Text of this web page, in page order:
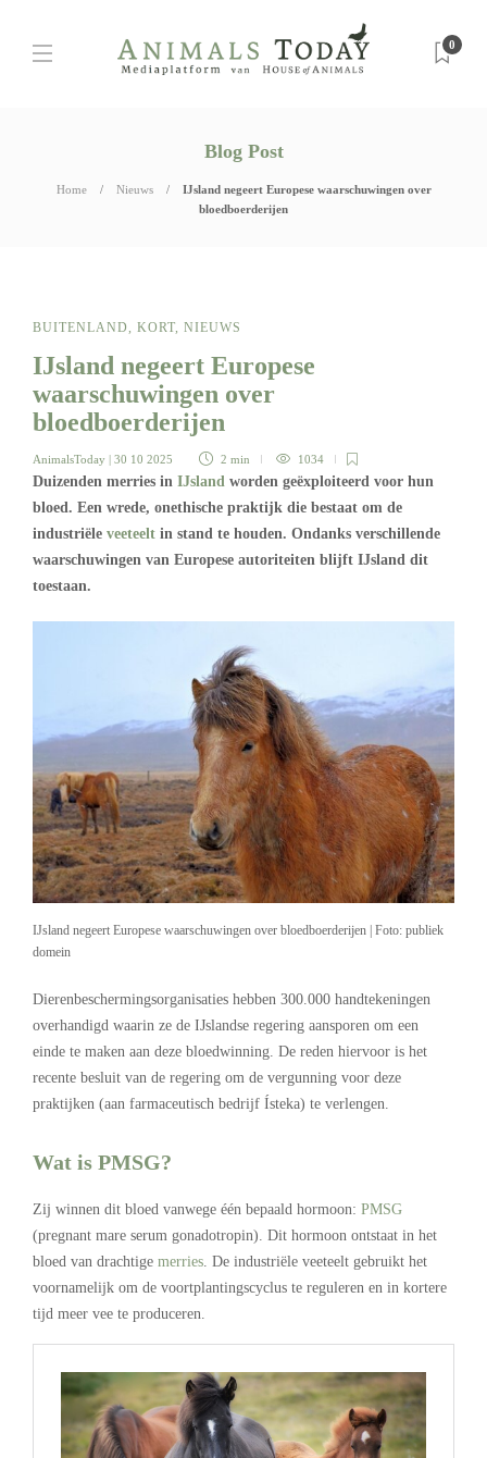
0
Blog Post
Home Nieuws
IJsland negeert Europese waarschuwingen over
bloedboerderijen
BUITENLAND, KORT, NIEUWS
IJsland negeert Europese
waarschuwingen over
bloedboerderijen
AnimalsToday | 30 10 2025 2 min 1034
Duizenden merries in IJsland worden geëxploiteerd voor hun
bloed. Een wrede, onethische praktijk die bestaat om de
industriële veeteelt in stand te houden. Ondanks verschillende
waarschuwingen van Europese autoriteiten blijft IJsland dit
toestaan.
IJsland negeert Europese waarschuwingen over bloedboerderijen | Foto: publiek
domein
Dierenbeschermingsorganisaties hebben 300.000 handtekeningen
overhandigd waarin ze de IJslandse regering aansporen om een
einde te maken aan deze bloedwinning. De reden hiervoor is het
recente besluit van de regering om de vergunning voor deze
praktijken (aan farmaceutisch bedrijf Ísteka) te verlengen.
Wat is PMSG?
Zij winnen dit bloed vanwege één bepaald hormoon: PMSG
(pregnant mare serum gonadotropin). Dit hormoon ontstaat in het
bloed van drachtige merries. De industriële veeteelt gebruikt het
voornamelijk om de voortplantingscyclus te reguleren en in kortere
tijd meer vee te produceren.